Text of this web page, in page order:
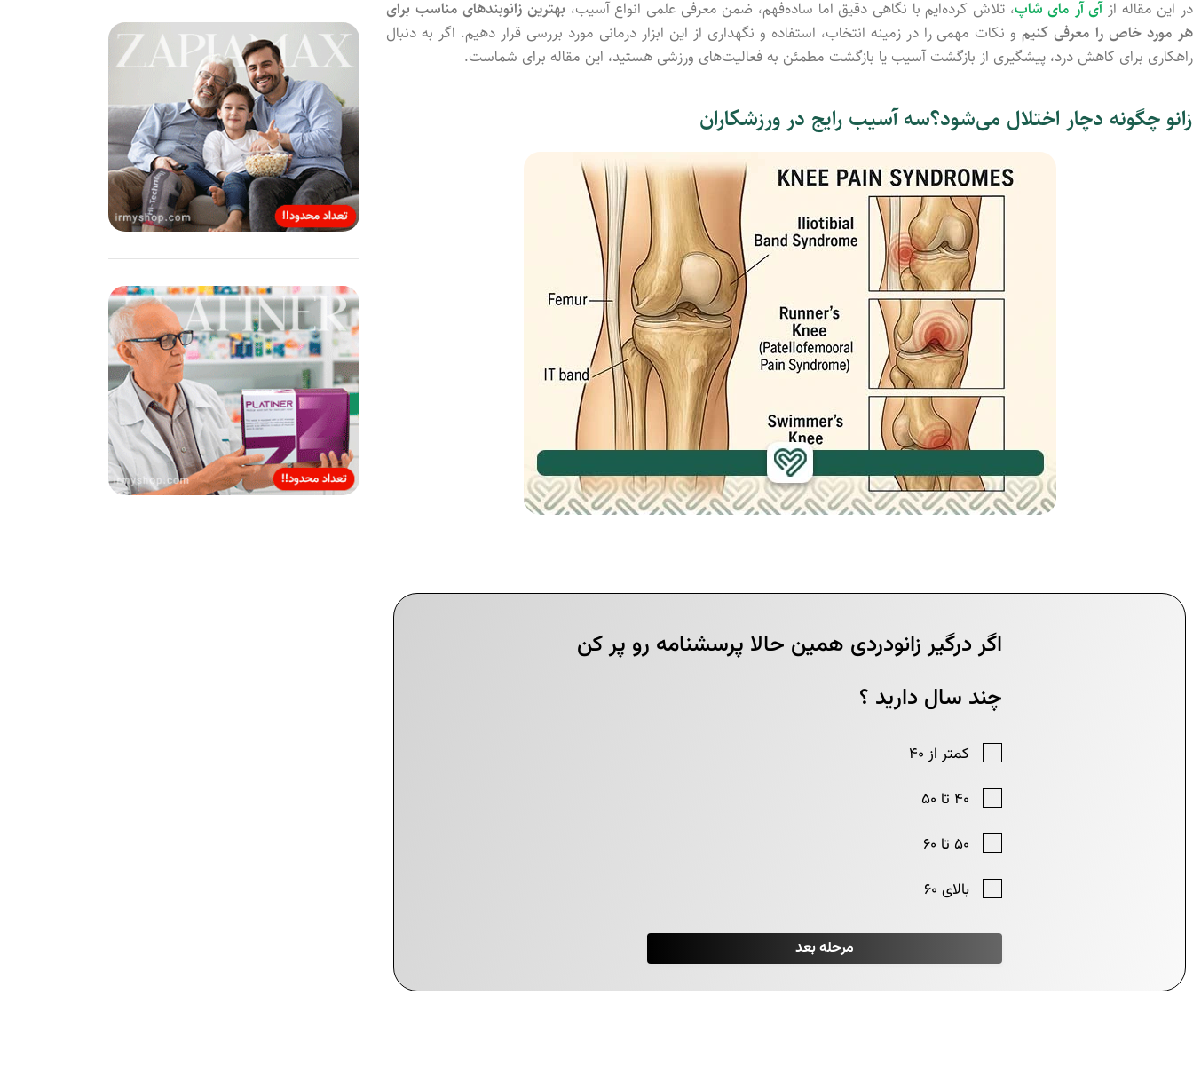
در این مقاله ازآی آر مای شاپ،تلاش کرده‌ایم با نگاهی دقیق اما ساده‌فهم، ضمن معرفیعلمی انواعآسیب‌، بهترین زانوبندهای مناسب برای
هر مورد خاص را معرفی کنیم و نکات مهمیرادرزمینه انتخاب، استفاده و نگهداری از این ابزاردرمانی مورد بررسیقراردهیم. اگر به دنبال
راهکاری برای کاهش درد، پیشگیری از بازگشت آسیب یا بازگشت مطمئن بهفعالیت‌های ورزشی هستید، این مقاله برای شماست.
زانو چگونه دچار اختلال می‌شود؟سهآسیب رایج در ورزشکاران